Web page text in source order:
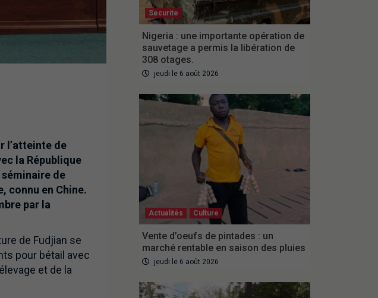
l’atteinte de
la République
de
connu en Chine.
par la
de Fudjian se
pour bétail avec
et de la
Securite
Nigeria : une importante opération de
sauvetage a permis la libération de
308 otages.
jeudi le 6 août 2026
Actualités Culture
Vente d’oeufs de pintades : un
marché rentable en saison des pluies
jeudi le 6 août 2026